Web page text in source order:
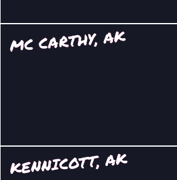
MC CARTHY, AK
KENNICOTT, AK